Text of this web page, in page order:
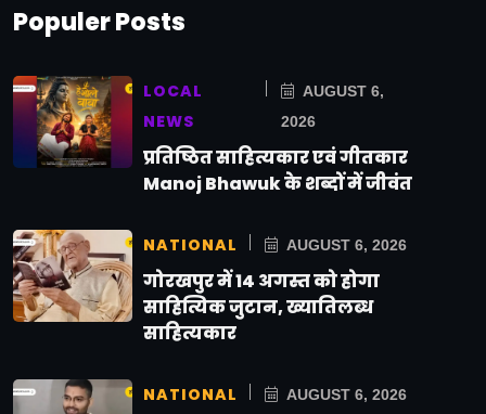
Populer Posts
LOCAL
NEWS
AUGUST 6,
2026
प्रतिष्ठित साहित्यकार एवं गीतकार
Manoj Bhawuk के शब्दों में जीवंत
NATIONAL AUGUST 6, 2026
गोरखपुर में 14 अगस्त को होगा
साहित्यिक जुटान, ख्यातिलब्ध
साहित्यकार
NATIONAL AUGUST 6, 2026